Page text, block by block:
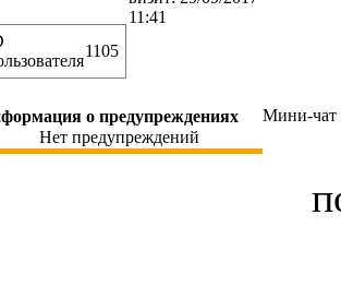
1105
11:41
о предупреждениях
Нет предупреждений
Мини-чат